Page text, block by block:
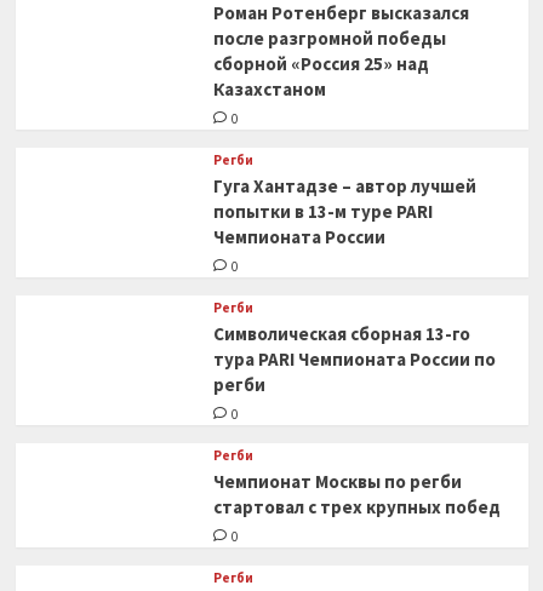
Роман Ротенберг высказался
после разгромной победы
сборной «Россия 25» над
Казахстаном
0
Регби
Гуга Хантадзе – автор лучшей
попытки в 13-м туре PARI
Чемпионата России
0
Регби
Символическая сборная 13-го
тура PARI Чемпионата России по
регби
0
Регби
Чемпионат Москвы по регби
стартовал с трех крупных побед
0
Регби